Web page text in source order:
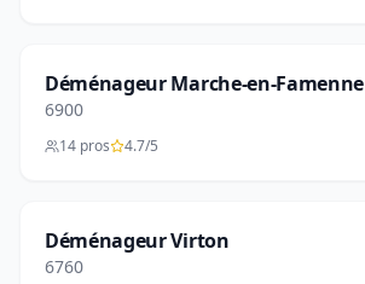
Déménageur Marche-en-Famenne
6900
14 pros 4.7/5
Déménageur Virton
6760